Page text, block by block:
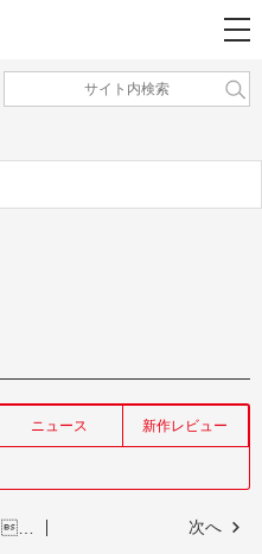
ニュース 新作レビュー
次へ
…